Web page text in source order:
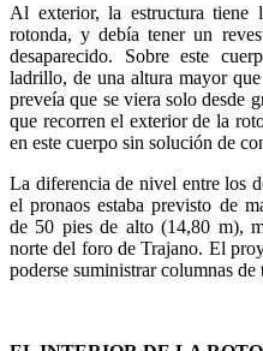
Al exterior, la estructura
rotonda, y debía tener un
desaparecido. Sobre este
ladrillo, de una altura mayor
preveía que se viera solo desde
que recorren el exterior de la
en este cuerpo sin solución de
La diferencia de nivel entre los
el pronaos estaba previsto de
de 50 pies de alto (14,80 m),
norte del foro de Trajano. El
poderse suministrar columnas de